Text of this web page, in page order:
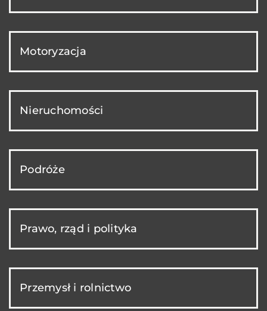
Motoryzacja
Nieruchomości
Podróże
Prawo, rząd i polityka
Przemysł i rolnictwo